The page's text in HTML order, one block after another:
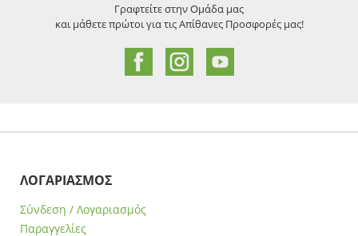
Γραφτείτε στην Ομάδα μας
και μάθετε πρώτοι για τις Απίθανες Προσφορές μας!
ΛΟΓΑΡΙΑΣΜΟΣ
Σύνδεση / Λογαριασμός
Παραγγελίες